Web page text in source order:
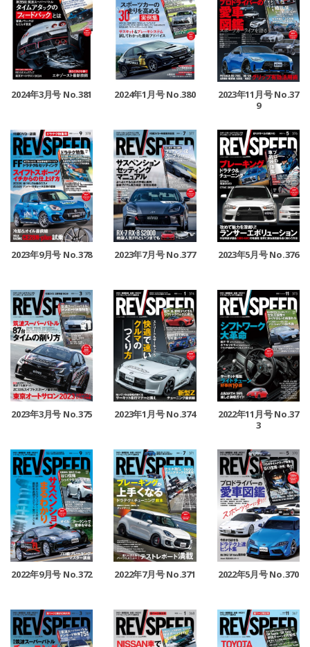
2024年3月号 No.381 2024年1月号 No.380
2023年11月号 No.37
9
2023年9月号 No.378 2023年7月号 No.377 2023年5月号 No.376
2023年3月号 No.375 2023年1月号 No.374
2022年11月号 No.37
3
2022年9月号 No.372 2022年7月号 No.371 2022年5月号 No.370